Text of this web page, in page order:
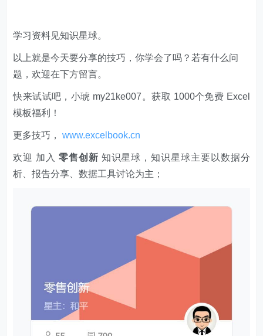
学习资料见知识星球。
以上就是今天要分享的技巧，你学会了吗？若有什么问
题，欢迎在下方留言。
快来试试吧，小琥 my21ke007。获取 1000个免费 Excel
模板福利​​​​！
更多技巧，www.excelbook.cn
欢迎 加入 零售创新 知识星球，知识星球主要以数据分
析、报告分享、数据工具讨论为主；